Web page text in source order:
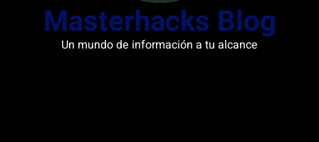
Masterhacks Blog
Un mundo de información a tu alcance